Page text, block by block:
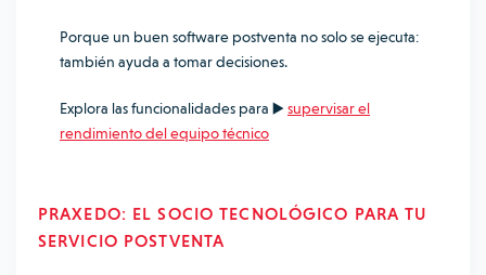
Porque un buen software postventa no solo se ejecuta:
también ayuda a tomar decisiones.
Explora las funcionalidades para ▶️supervisar el
rendimiento del equipo técnico
PRAXEDO: EL SOCIO TECNOLÓGICO PARA TU
SERVICIO POSTVENTA